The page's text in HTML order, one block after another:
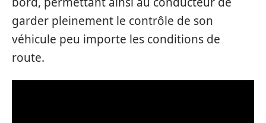
garder pleinement le contrôle de son
véhicule peu importe les conditions de
route.